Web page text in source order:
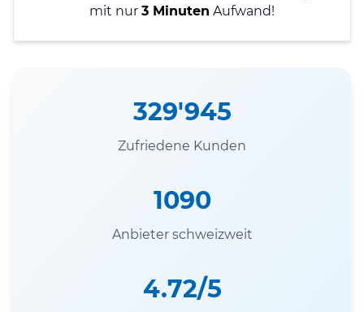
mit nur 3 Minuten Aufwand!
329'945
Zufriedene Kunden
1090
Anbieter schweizweit
4.72/5